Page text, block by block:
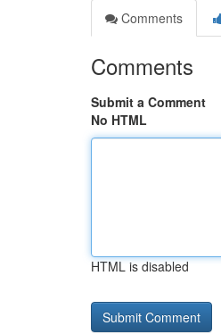
Comments
Comments
Submit a Comment
No HTML
HTML is disabled